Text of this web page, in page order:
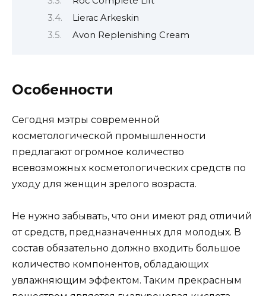
Lierac Arkeskin
Avon Replenishing Cream
Особенности
Сегодня мэтры современной
косметологической промышленности
предлагают огромное количество
всевозможных косметологических средств по
уходу для женщин зрелого возраста.
Не нужно забывать, что они имеют ряд отличий
от средств, предназначенных для молодых. В
состав обязательно должно входить большое
количество компонентов, обладающих
увлажняющим эффектом. Таким прекрасным